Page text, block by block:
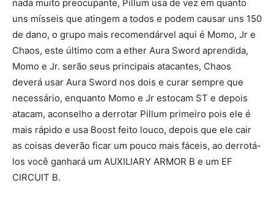
nada muito preocupante, Pillum usa de vez em quanto
uns mísseis que atingem a todos e podem causar uns 150
de dano, o grupo mais recomendárvel aqui é Momo, Jr e
Chaos, este último com a ether Aura Sword aprendida,
Momo e Jr. serão seus principais atacantes, Chaos
deverá usar Aura Sword nos dois e curar sempre que
necessário, enquanto Momo e Jr estocam ST e depois
atacam, aconselho a derrotar Pillum primeiro pois ele é
mais rápido e usa Boost feito louco, depois que ele cair
as coisas deverão ficar um pouco mais fáceis, ao derrotá-
los você ganhará um AUXILIARY ARMOR B e um EF
CIRCUIT B.